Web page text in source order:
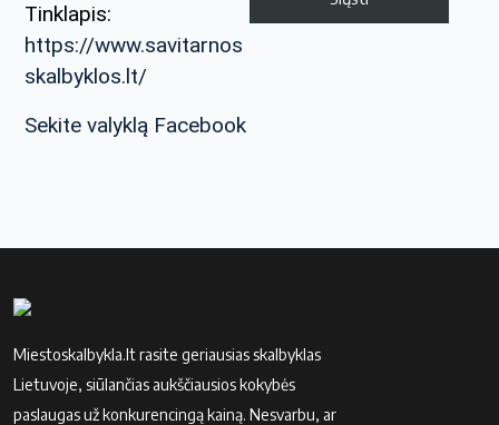
Tinklapis:
https://www.savitarnos
skalbyklos.lt/
Sekite valyklą Facebook
Miestoskalbykla.lt rasite geriausias skalbyklas
Lietuvoje, siūlančias aukščiausios kokybės
paslaugas už konkurencingą kainą. Nesvarbu, ar